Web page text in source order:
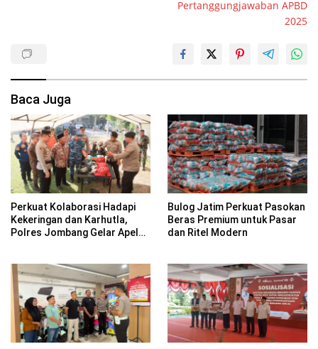
Pertanggungjawaban APBD
2025
Baca Juga
Perkuat Kolaborasi Hadapi
Kekeringan dan Karhutla,
Polres Jombang Gelar Apel
Bulog Jatim Perkuat Pasokan
Beras Premium untuk Pasar
dan Ritel Modern